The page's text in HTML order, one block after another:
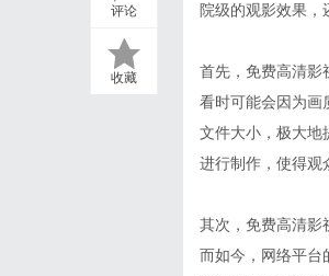
评论
收藏
院级的观影效果，
首先，免费高清影
看时可能会因为画
文件大小，极大地
进行制作，使得观
其次，免费高清影
而如今，网络平台